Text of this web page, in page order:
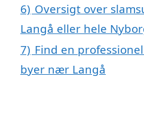
6) Oversigt over
Langå eller hele
7) Find en
byer nær Langå